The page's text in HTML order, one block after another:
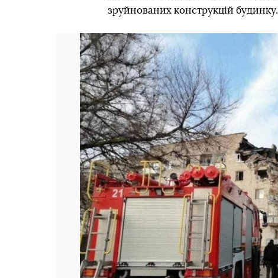
зруйнованих конструкцій будинку.
Попередній слайд